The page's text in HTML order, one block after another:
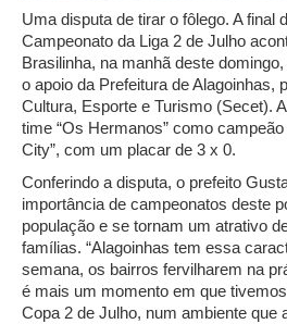
Uma disputa de tirar o fôlego. A final
Campeonato da Liga 2 de Julho
Brasilinha, na manhã deste
o apoio da Prefeitura de Alagoinhas,
Cultura, Esporte e Turismo (Secet).
time “Os Hermanos” como
City”, com um placar de 3 x 0.
Conferindo a disputa, o prefeito
importância de campeonatos deste
população e se tornam um atrativo
famílias. “Alagoinhas tem essa
semana, os bairros fervilharem na
é mais um momento em que
Copa 2 de Julho, num ambiente que